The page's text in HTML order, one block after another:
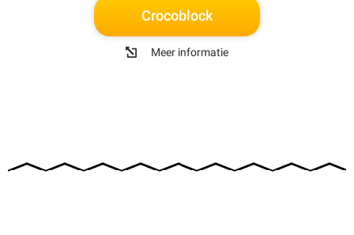
Crocoblock
Meer informatie